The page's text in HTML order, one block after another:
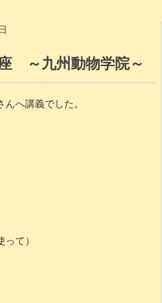
～九州動物学院～
へ講義でした。
て）